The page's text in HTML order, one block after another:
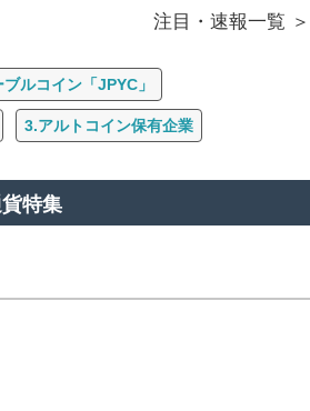
注目・速報一覧
ルコイン「JPYC」
3.アルトコイン保有企業
特集